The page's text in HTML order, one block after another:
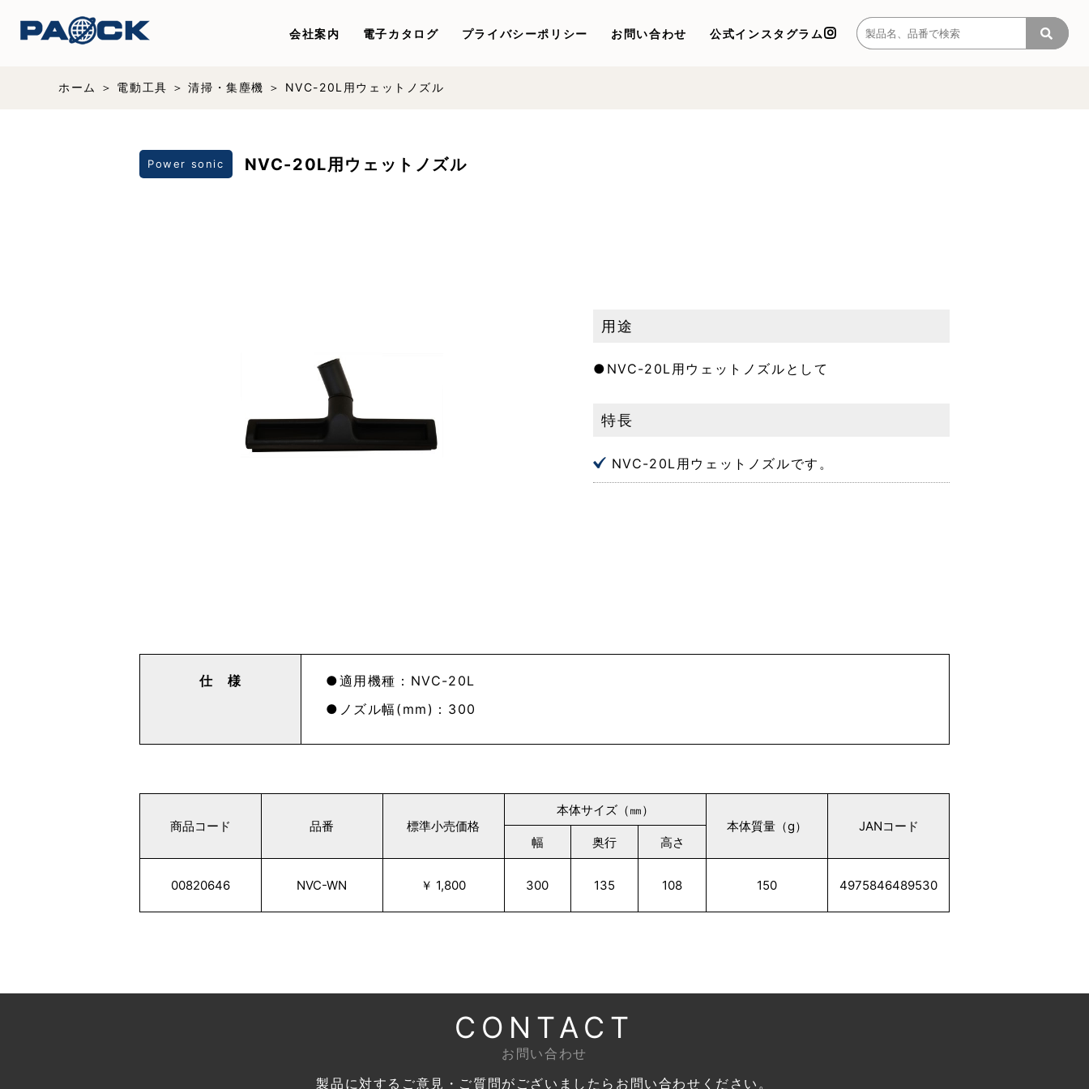
会社案内 電子カタログ プライバシーポリシー お問い合わせ 公式インスタグラム
ホーム 電動工具 清掃・集塵機 NVC-20L用ウェットノズル
Power sonic NVC-20L用ウェットノズル
用途
●NVC-20L用ウェットノズルとして
特長
NVC-20L用ウェットノズルです。
仕 様
適用機種：NVC-20L
ノズル幅(mm)：300
商品コード
00820646
品番
NVC-WN
標準小売価格
￥ 1,800
本体サイズ（㎜）
幅 奥行 高さ
300 135 108
本体質量（g）
150
JANコード
4975846489530
CONTACT
お問い合わせ
製品に対するご意見・ご質問がございましたら お問い合わせください。